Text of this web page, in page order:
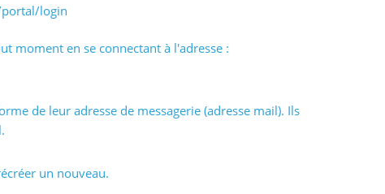
portal/login
moment en se connectant à l'adresse :
de leur adresse de messagerie (adresse mail). Ils
un nouveau.